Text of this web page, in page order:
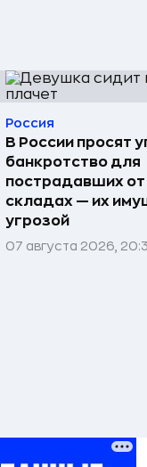
Россия
В России просят
банкротство для
пострадавших
складах — их
угрозой
07 августа 2026,